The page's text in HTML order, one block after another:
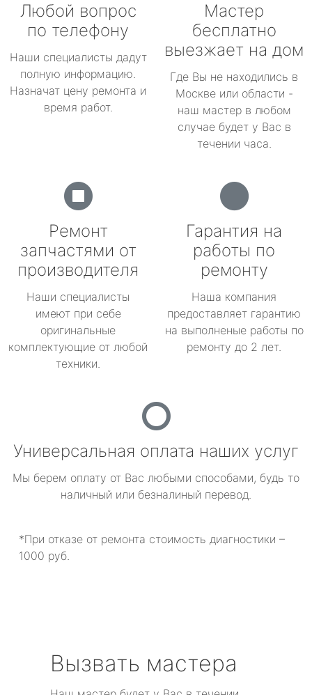
Любой вопрос
по телефону
Наши специалисты дадут
полную информацию.
Назначат цену ремонта и
время работ.
Мастер
бесплатно
выезжает на дом
Где Вы не находились в
Москве или области -
наш мастер в любом
случае будет у Вас в
течении часа.
Ремонт
запчастями от
производителя
Наши специалисты
имеют при себе
оригинальные
комплектующие от любой
техники.
Гарантия на
работы по
ремонту
Наша компания
предоставляет гарантию
на выполненые работы по
ремонту до 2 лет.
Универсальная оплата наших услуг
Мы берем оплату от Вас любыми способами, будь то
наличный или безналиный перевод.
*При отказе от ремонта стоимость диагностики –
1000 руб.
Вызвать мастера